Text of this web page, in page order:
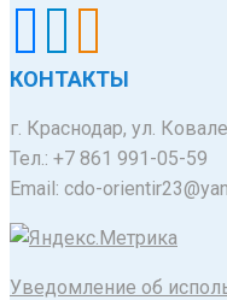
КОНТАКТЫ
г. Краснодар, ул.
Тел.: +7 861 991-05-59
Email: cdo-
Уведомление об